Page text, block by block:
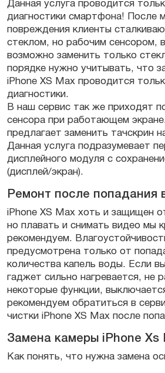
Данная услуга проводится
диагностики смартфона! После
повреждения клиенты
стеклом, но рабочим сенсором,
возможно заменить только
порядке нужно учитывать, что
iPhone XS Max проводится
диагностики.
В наш сервис так же приходят
сенсора при работающем
предлагает заменить тачскрин
Данная услуга подразумевает
дисплейного модуля с
(дисплей/экран).
Ремонт после попадания
iPhone XS Max хоть и защищен
но плавать и снимать видео мы
рекомендуем.
предусмотрена только от
количества капель воды. Если
гаджет сильно нагревается, не
некоторые функции,
рекомендуем обратиться в
чистки iPhone XS Max после
Замена камеры iPhone Xs
Как понять, что нужна замена